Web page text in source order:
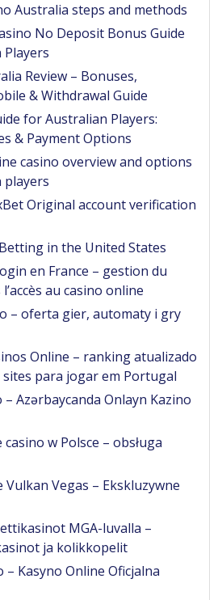
Australia steps and methods
No Deposit Bonus Guide
Review – Bonuses,
& Withdrawal Guide
for Australian Players:
& Payment Options
casino overview and options
Original account verification
in the United States
en France – gestion du
au casino online
– oferta gier, automaty i gry
Online – ranking atualizado
para jogar em Portugal
– Azərbaycanda Onlayn Kazino
w Polsce – obsługa
Vulkan Vegas – Ekskluzywne
MGA-luvalla –
ja kolikkopelit
– Kasyno Online Oficjalna